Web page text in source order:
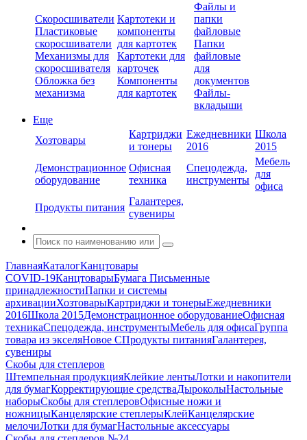
Скоросшиватели
Пластиковые
скоросшиватели
Механизмы для
скоросшивателя
Обложка без
механизма
Картотеки и
компоненты
для картотек
Картотеки для
карточек
Компоненты
для картотек
Файлы и
папки
файловые
Папки
файловые
для
документов
Файлы-
вкладыши
Еще
Хозтовары
Картриджи
и тонеры
Ежедневники
2016
Школа
2015
Демонстрационное
оборудование
Офисная
техника
Спецодежда,
инструменты
Мебель
для
офиса
Продукты питания
Галантерея,
сувениры
ГлавнаяКаталогКанцтовары
COVID-19КанцтоварыБумага Письменные
принадлежностиПапки и системы
архивацииХозтоварыКартриджи и тонерыЕжедневники
2016Школа 2015Демонстрационное оборудованиеОфисная
техникаСпецодежда, инструментыМебель для офисаГруппа
товара из экселяНовое СПродукты питанияГалантерея,
сувениры
Скобы для степлеров
Штемпельная продукцияКлейкие лентыЛотки и накопители
для бумагКорректирующие средстваДыроколыНастольные
наборыСкобы для степлеровОфисные ножи и
ножницыКанцелярские степлерыКлейКанцелярские
мелочиЛотки для бумагНастольные аксессуары